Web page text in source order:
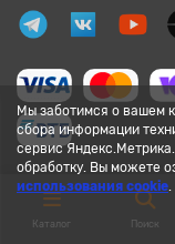
Мы заботимся о вашем
сбора информации
сервис
обработку. Вы можете
использования cookie.
Каталог Поиск